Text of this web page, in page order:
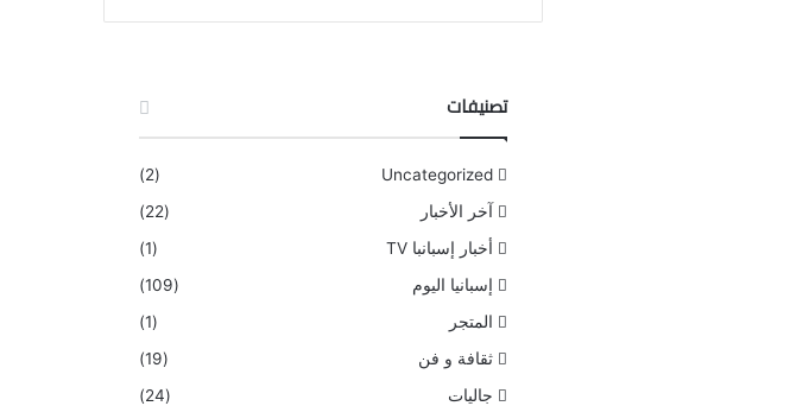
تصنيفات
Uncategorized
(2)
آخر الأخبار
(22)
أخبار إسبانبا TV
(1)
إسبانيا اليوم
(109)
المتجر
(1)
ثقافة و فن
(19)
جاليات
(24)